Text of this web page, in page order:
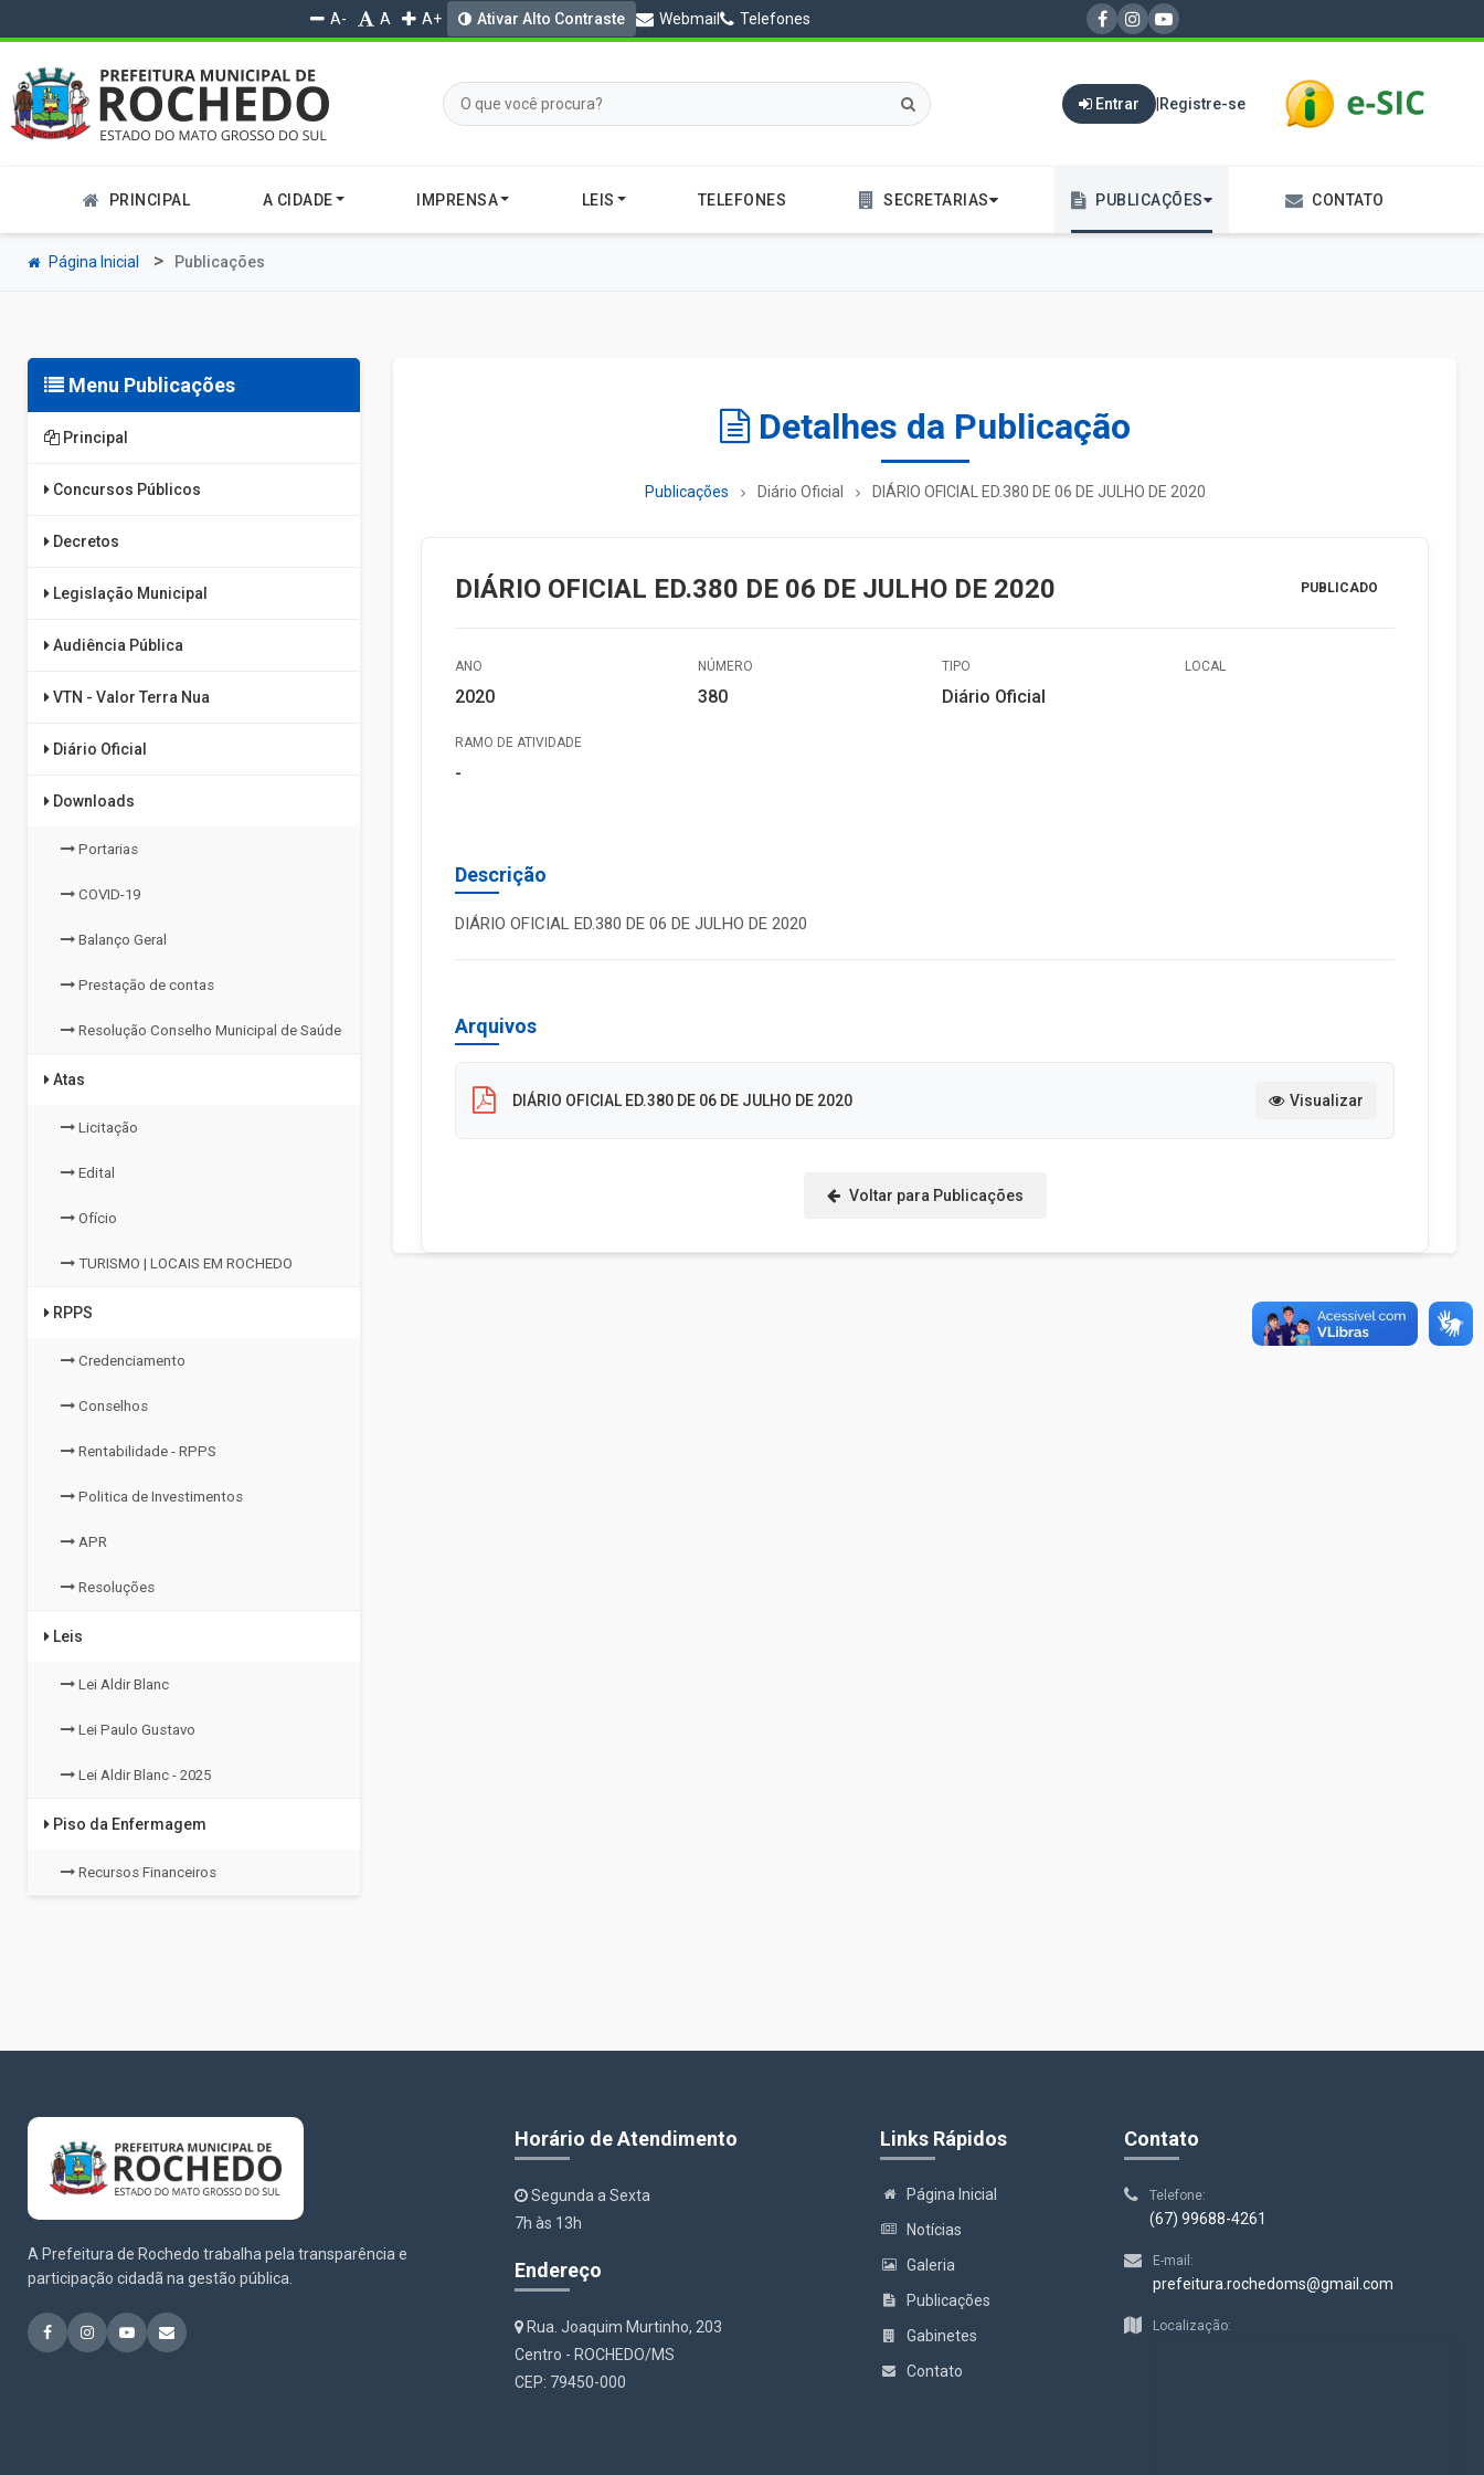
A- A A+ Ativar Alto Contraste Webmail Telefones
Entrar | Registre-se
PRINCIPAL A CIDADE IMPRENSA LEIS TELEFONES SECRETARIAS PUBLICAÇÕES CONTATO
Página Inicial Publicações
Menu Publicações
Principal
Concursos Públicos
Decretos
Legislação Municipal
Audiência Pública
VTN - Valor Terra Nua
Diário Oficial
Downloads
Portarias
COVID-19
Balanço Geral
Prestação de contas
Resolução Conselho Municipal de Saúde
Atas
Licitação
Edital
Ofício
TURISMO | LOCAIS EM ROCHEDO
RPPS
Credenciamento
Conselhos
Rentabilidade - RPPS
Politica de Investimentos
APR
Resoluções
Leis
Lei Aldir Blanc
Lei Paulo Gustavo
Lei Aldir Blanc - 2025
Piso da Enfermagem
Recursos Financeiros
Detalhes da Publicação
Publicações Diário Oficial DIÁRIO OFICIAL ED.380 DE 06 DE JULHO DE 2020
DIÁRIO OFICIAL ED.380 DE 06 DE JULHO DE 2020 PUBLICADO
ANO
2020
NÚMERO
380
TIPO
Diário Oficial
LOCAL
RAMO DE ATIVIDADE
-
Descrição
DIÁRIO OFICIAL ED.380 DE 06 DE JULHO DE 2020
Arquivos
DIÁRIO OFICIAL ED.380 DE 06 DE JULHO DE 2020 Visualizar
Voltar para Publicações
A Prefeitura de Rochedo trabalha pela transparência e
participação cidadã na gestão pública.
Horário de Atendimento
Segunda a Sexta
7h às 13h
Endereço
Rua. Joaquim Murtinho, 203
Centro - ROCHEDO/MS
CEP: 79450-000
Links Rápidos
Página Inicial
Notícias
Galeria
Publicações
Gabinetes
Contato
Contato
Telefone:
(67) 99688-4261
E-mail:
prefeitura.rochedoms@gmail.com
Localização: